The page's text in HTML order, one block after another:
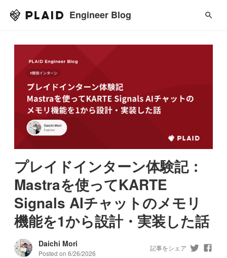
Engineer Blog
プレイドインターン体験記：
Mastraを使ってKARTE
Signals AIチャットのメモリ
機能を1から設計・実装した話
Daichi Mori
Posted on 6/26/2026
記事をシェア